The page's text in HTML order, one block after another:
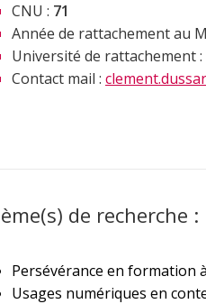
CNU : 71
Année de rattachement au
Université de rattachement :
Contact mail :
de recherche :
Persévérance en formation
Usages numériques en